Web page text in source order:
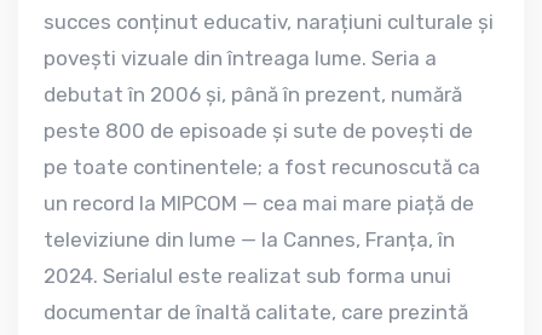
succes conținut educativ, narațiuni culturale și
povești vizuale din întreaga lume. Seria a
debutat în 2006 și, până în prezent, numără
peste 800 de episoade și sute de povești de
pe toate continentele; a fost recunoscută ca
un record la MIPCOM — cea mai mare piață de
televiziune din lume — la Cannes, Franța, în
2024. Serialul este realizat sub forma unui
documentar de înaltă calitate, care prezintă